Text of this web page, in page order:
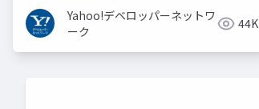
Yahoo!デベロッパーネットワ
ーク
44K